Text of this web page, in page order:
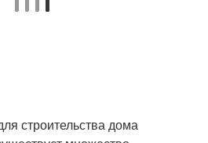
строительства дома